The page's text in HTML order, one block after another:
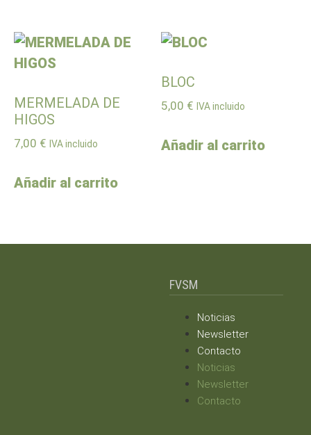
MERMELADA DE
HIGOS
7,00 € IVA incluido
Añadir al carrito
BLOC
5,00 € IVA incluido
Añadir al carrito
FVSM
Noticias
Newsletter
Contacto
Noticias
Newsletter
Contacto